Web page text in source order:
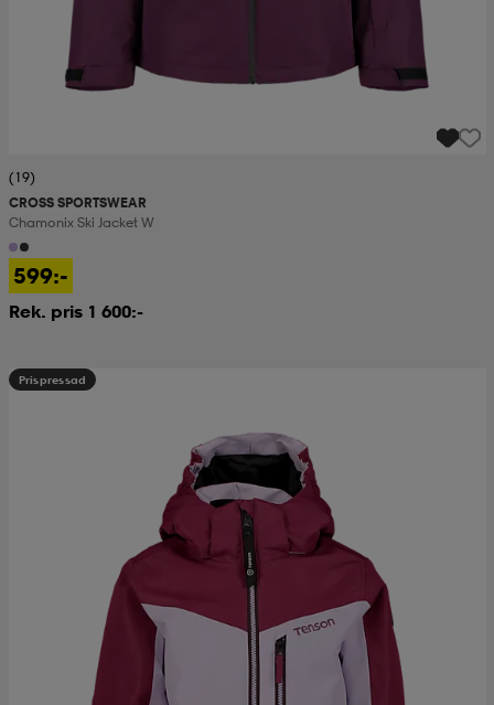
(19)
CROSS SPORTSWEAR
Chamonix Ski Jacket W
599:-
Rek. pris 1 600:-
Prispressad